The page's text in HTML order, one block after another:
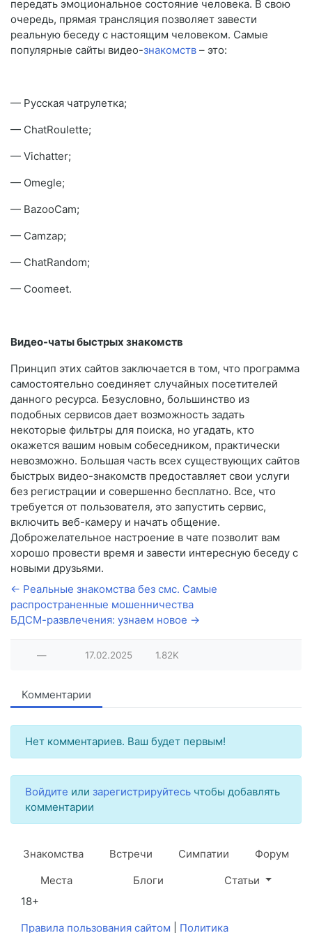
передать эмоциональное состояние человека. В свою
очередь, прямая трансляция позволяет завести
реальную беседу с настоящим человеком. Самые
популярные сайты видео-знакомств – это:
— Русская чатрулетка;
— ChatRoulette;
— Vichatter;
— Omegle;
— BazooCam;
— Camzap;
— ChatRandom;
— Coomeet.
Видео-чаты быстрых знакомств
Принцип этих сайтов заключается в том, что программа
самостоятельно соединяет случайных посетителей
данного ресурса. Безусловно, большинство из
подобных сервисов дает возможность задать
некоторые фильтры для поиска, но угадать, кто
окажется вашим новым собеседником, практически
невозможно. Большая часть всех существующих сайтов
быстрых видео-знакомств предоставляет свои услуги
без регистрации и совершенно бесплатно. Все, что
требуется от пользователя, это запустить сервис,
включить веб-камеру и начать общение.
Доброжелательное настроение в чате позволит вам
хорошо провести время и завести интересную беседу с
новыми друзьями.
← Реальные знакомства без смс. Самые
распространенные мошенничества
БДСМ-развлечения: узнаем новое →
— 17.02.2025 1.82K
Комментарии
Нет комментариев. Ваш будет первым!
Войдите или зарегистрируйтесь чтобы добавлять
комментарии
Знакомства Встречи Симпатии
Форум
Места
Блоги
Статьи
18+
Правила пользования сайтом
Политика